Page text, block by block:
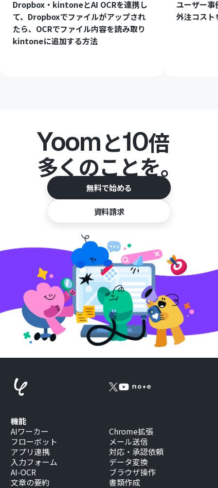
Dropbox・kintoneとAI OCRを連携し
て、Dropboxでファイルがアップされ
たら、OCRでファイル内容を読み取り
kintoneに追加する方法
ユーザー
外注コスト
Yoomと10倍
多くのことを。
無料で始める
資料請求
機能
AIワーカー
フローボット
アプリ連携
入力フォーム
AI-OCR
文章の要約
Chrome拡張
メール送信
対応・承認依頼
データ変換
ブラウザ操作
書類作成